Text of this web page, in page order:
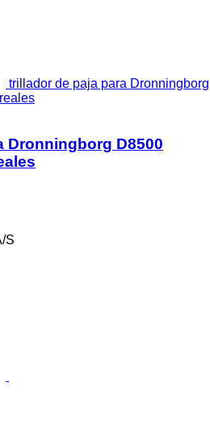
trillador de paja para Dronningborg
Dronningborg D8500
S